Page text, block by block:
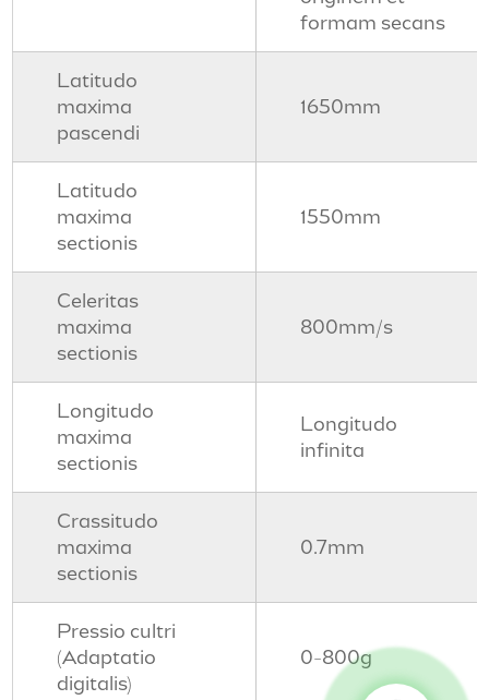
formam secans
Latitudo
maxima
pascendi
1650mm
Latitudo
maxima
sectionis
1550mm
Celeritas
maxima
sectionis
800mm/s
Longitudo
maxima
sectionis
Longitudo
infinita
Crassitudo
maxima
sectionis
0.7mm
Pressio cultri
(Adaptatio
digitalis)
0-800g